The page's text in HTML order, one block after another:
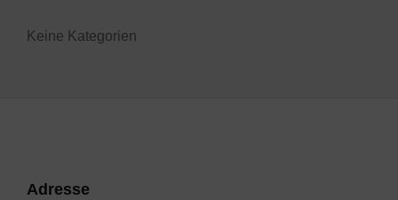
Keine Kategorien
Adresse